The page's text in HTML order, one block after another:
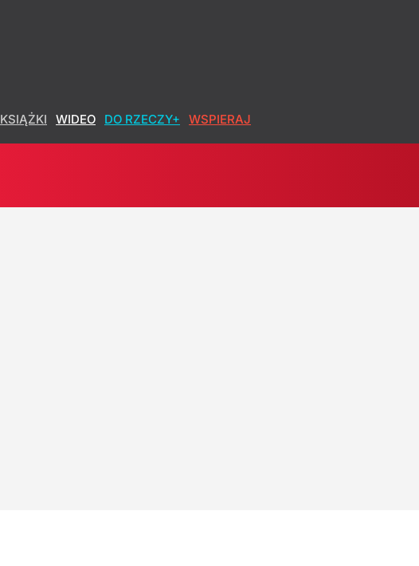
KSIĄŻKI WIDEO DO RZECZY+ WSPIERAJ